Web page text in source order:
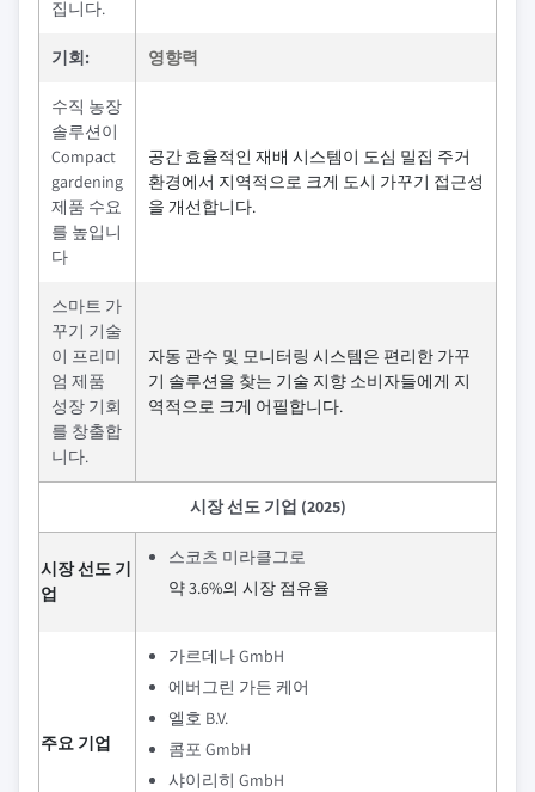
집니다.
기회: 영향력
수직 농장
솔루션이
Compact
gardening
제품 수요
를 높입니
다
공간 효율적인 재배 시스템이 도심 밀집 주거
환경에서 지역적으로 크게 도시 가꾸기 접근성
을 개선합니다.
스마트 가
꾸기 기술
이 프리미
엄 제품
성장 기회
를 창출합
니다.
자동 관수 및 모니터링 시스템은 편리한 가꾸
기 솔루션을 찾는 기술 지향 소비자들에게 지
역적으로 크게 어필합니다.
시장 선도 기업 (2025)
시장 선도 기
업
스코츠 미라클그로
약 3.6%의 시장 점유율
주요 기업
가르데나 GmbH
에버그린 가든 케어
엘호 B.V.
콤포 GmbH
샤이리히 GmbH